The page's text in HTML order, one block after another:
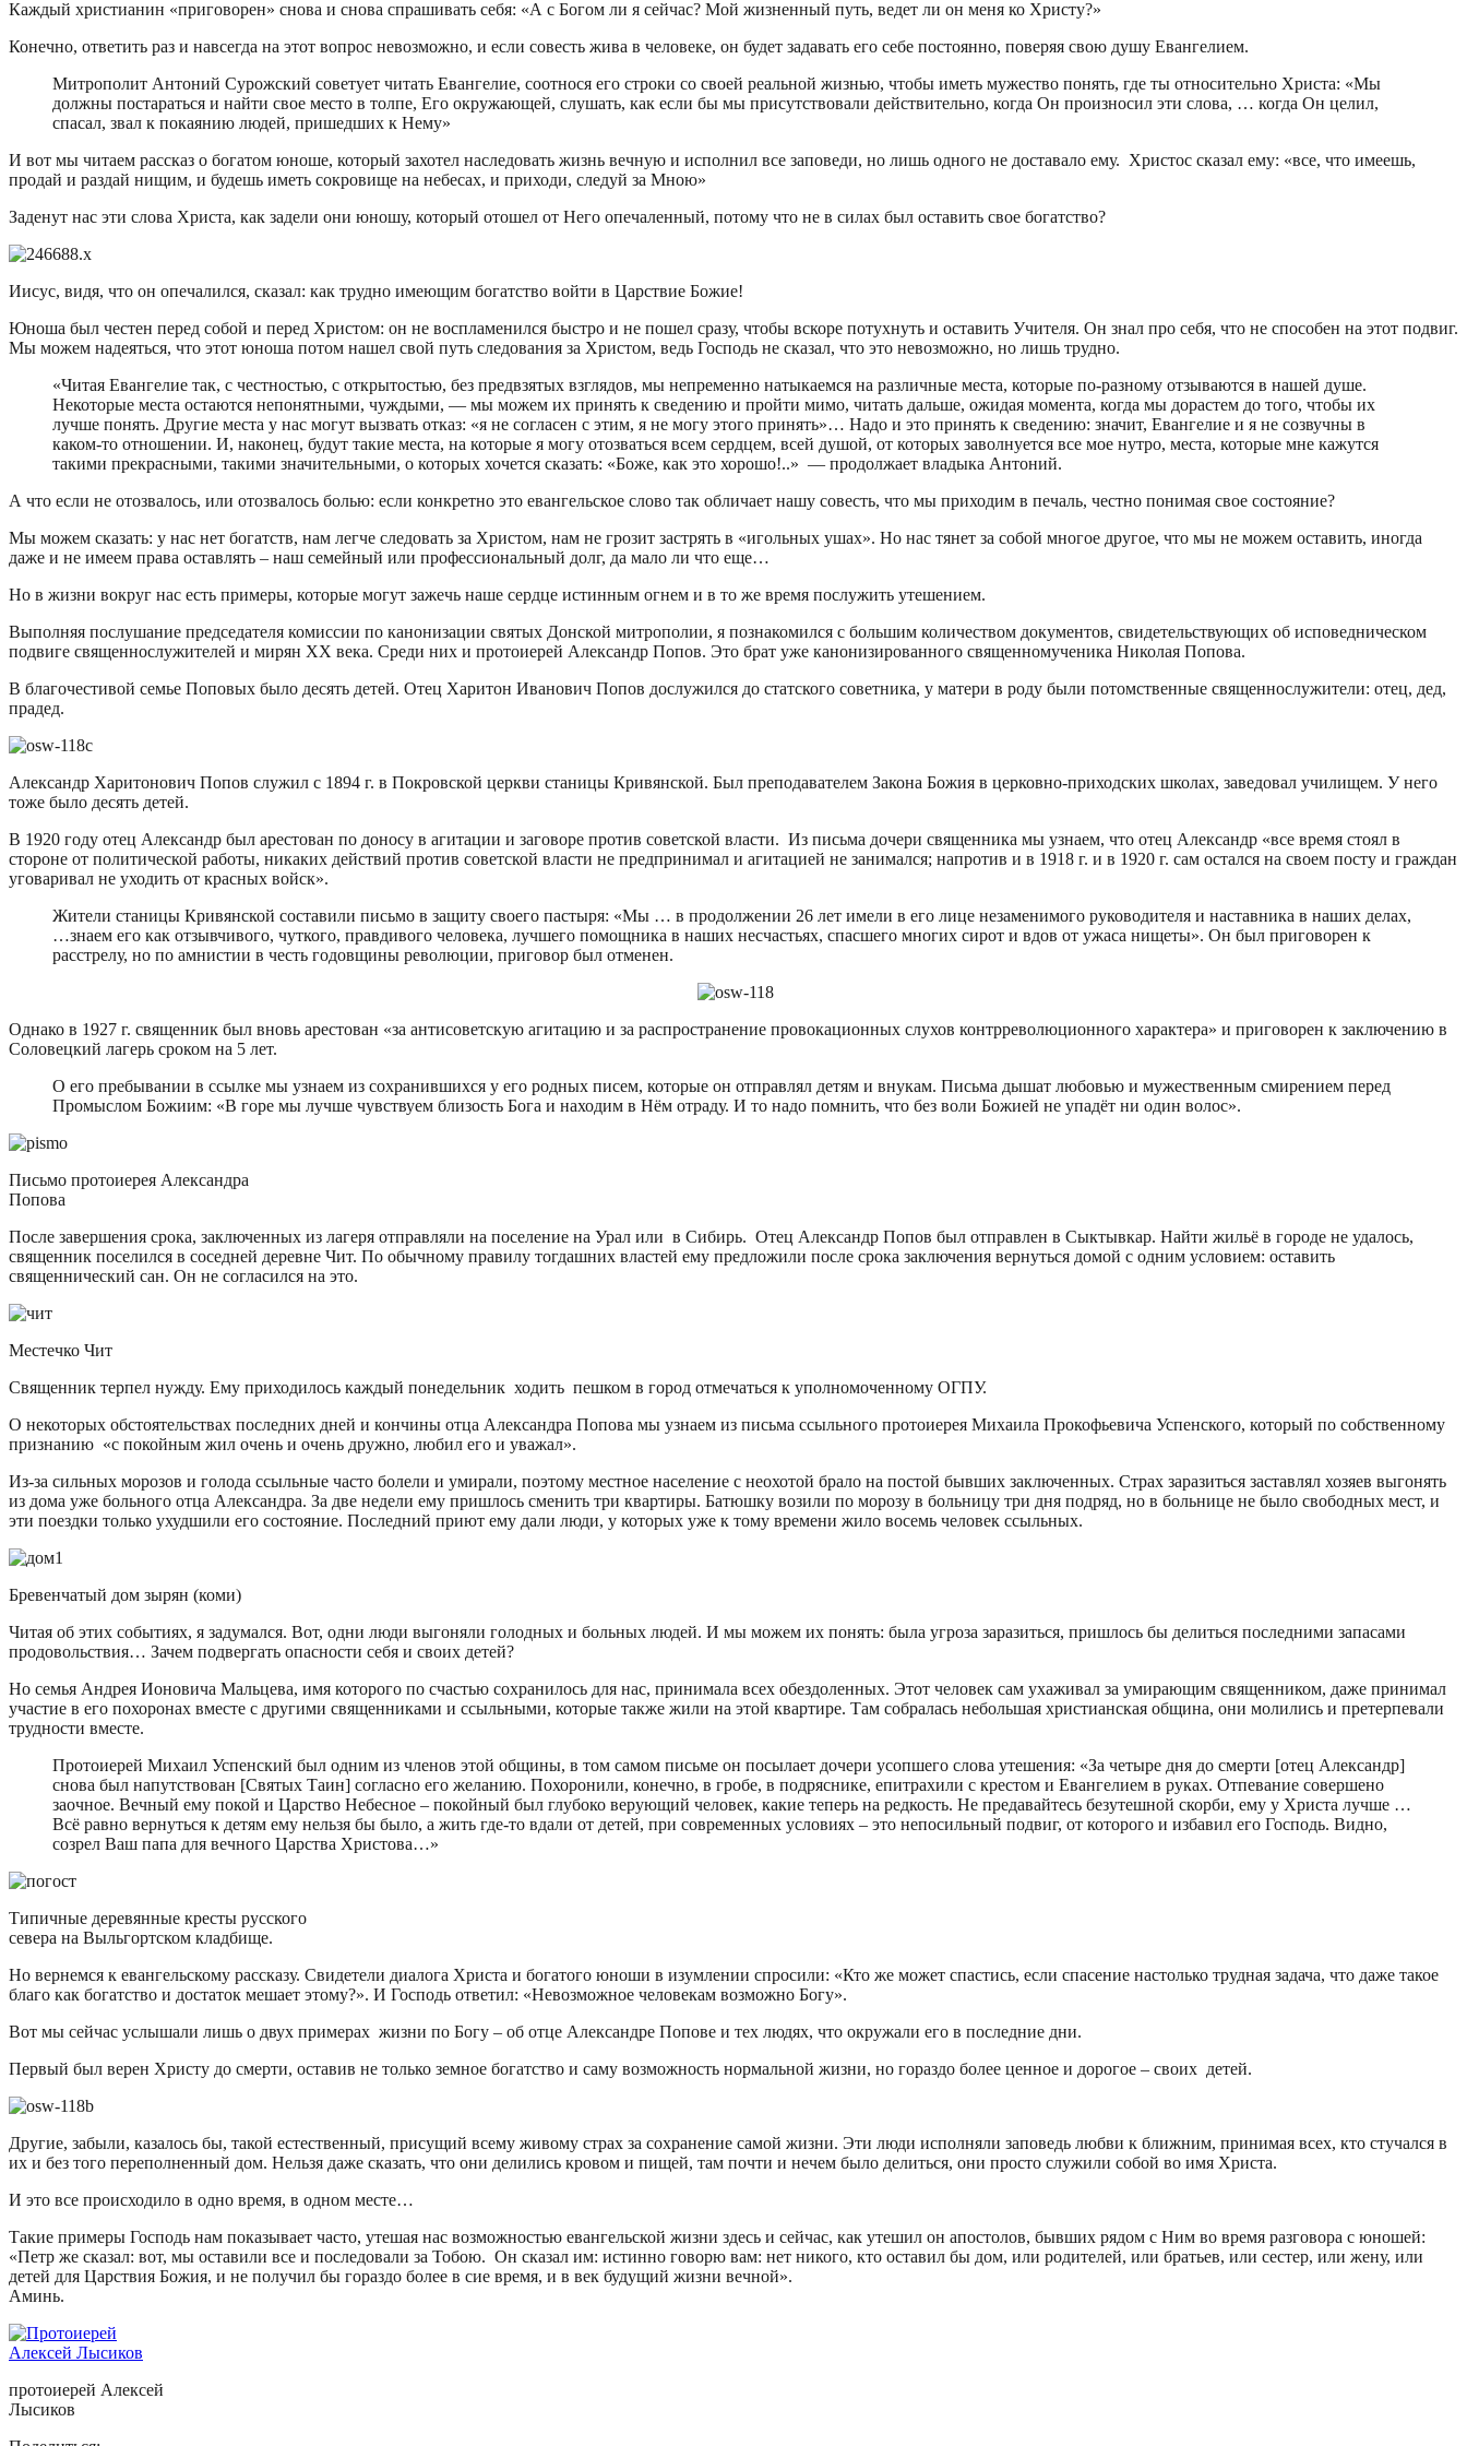
Каждый христианин «приговорен» снова и снова спрашивать себя: «А с Богом ли я сейчас? Мой жизненный путь, ведет ли он меня ко Христу?»
Конечно, ответить раз и навсегда на этот вопрос невозможно, и если совесть жива в человеке, он будет задавать его себе постоянно, поверяя свою душу Евангелием.
Митрополит Антоний Сурожский советует читать Евангелие, соотнося его строки со своей реальной жизнью, чтобы иметь мужество понять, где ты относительно Христа: «Мы
должны постараться и найти свое место в толпе, Его окружающей, слушать, как если бы мы присутствовали действительно, когда Он произносил эти слова, … когда Он целил,
спасал, звал к покаянию людей, пришедших к Нему»
И вот мы читаем рассказ о богатом юноше, который захотел наследовать жизнь вечную и исполнил все заповеди, но лишь одного не доставало ему. Христос сказал ему: «все, что имеешь,
продай и раздай нищим, и будешь иметь сокровище на небесах, и приходи, следуй за Мною»
Заденут нас эти слова Христа, как задели они юношу, который отошел от Него опечаленный, потому что не в силах был оставить свое богатство?
Иисус, видя, что он опечалился, сказал: как трудно имеющим богатство войти в Царствие Божие!
Юноша был честен перед собой и перед Христом: он не воспламенился быстро и не пошел сразу, чтобы вскоре потухнуть и оставить Учителя. Он знал про себя, что не способен на этот подвиг.
Мы можем надеяться, что этот юноша потом нашел свой путь следования за Христом, ведь Господь не сказал, что это невозможно, но лишь трудно.
«Читая Евангелие так, с честностью, с открытостью, без предвзятых взглядов, мы непременно натыкаемся на различные места, которые по-разному отзываются в нашей душе.
Некоторые места остаются непонятными, чуждыми, — мы можем их принять к сведению и пройти мимо, читать дальше, ожидая момента, когда мы дорастем до того, чтобы их
лучше понять. Другие места у нас могут вызвать отказ: «я не согласен с этим, я не могу этого принять»… Надо и это принять к сведению: значит, Евангелие и я не созвучны в
каком-то отношении. И, наконец, будут такие места, на которые я могу отозваться всем сердцем, всей душой, от которых заволнуется все мое нутро, места, которые мне кажутся
такими прекрасными, такими значительными, о которых хочется сказать: «Боже, как это хорошо!..» — продолжает владыка Антоний.
А что если не отозвалось, или отозвалось болью: если конкретно это евангельское слово так обличает нашу совесть, что мы приходим в печаль, честно понимая свое состояние?
Мы можем сказать: у нас нет богатств, нам легче следовать за Христом, нам не грозит застрять в «игольных ушах». Но нас тянет за собой многое другое, что мы не можем оставить, иногда
даже и не имеем права оставлять – наш семейный или профессиональный долг, да мало ли что еще…
Но в жизни вокруг нас есть примеры, которые могут зажечь наше сердце истинным огнем и в то же время послужить утешением.
Выполняя послушание председателя комиссии по канонизации святых Донской митрополии, я познакомился с большим количеством документов, свидетельствующих об исповедническом
подвиге священнослужителей и мирян XX века. Среди них и протоиерей Александр Попов. Это брат уже канонизированного священномученика Николая Попова.
В благочестивой семье Поповых было десять детей. Отец Харитон Иванович Попов дослужился до статского советника, у матери в роду были потомственные священнослужители: отец, дед,
прадед.
Александр Харитонович Попов служил с 1894 г. в Покровской церкви станицы Кривянской. Был преподавателем Закона Божия в церковно-приходских школах, заведовал училищем. У него
тоже было десять детей.
В 1920 году отец Александр был арестован по доносу в агитации и заговоре против советской власти. Из письма дочери священника мы узнаем, что отец Александр «все время стоял в
стороне от политической работы, никаких действий против советской власти не предпринимал и агитацией не занимался; напротив и в 1918 г. и в 1920 г. сам остался на своем посту и граждан
уговаривал не уходить от красных войск».
Жители станицы Кривянской составили письмо в защиту своего пастыря: «Мы … в продолжении 26 лет имели в его лице незаменимого руководителя и наставника в наших делах,
…знаем его как отзывчивого, чуткого, правдивого человека, лучшего помощника в наших несчастьях, спасшего многих сирот и вдов от ужаса нищеты». Он был приговорен к
расстрелу, но по амнистии в честь годовщины революции, приговор был отменен.
Однако в 1927 г. священник был вновь арестован «за антисоветскую агитацию и за распространение провокационных слухов контрреволюционного характера» и приговорен к заключению в
Соловецкий лагерь сроком на 5 лет.
О его пребывании в ссылке мы узнаем из сохранившихся у его родных писем, которые он отправлял детям и внукам. Письма дышат любовью и мужественным смирением перед
Промыслом Божиим: «В горе мы лучше чувствуем близость Бога и находим в Нём отраду. И то надо помнить, что без воли Божией не упадёт ни один волос».
Письмо протоиерея Александра
Попова
После завершения срока, заключенных из лагеря отправляли на поселение на Урал или в Сибирь. Отец Александр Попов был отправлен в Сыктывкар. Найти жильё в городе не удалось,
священник поселился в соседней деревне Чит. По обычному правилу тогдашних властей ему предложили после срока заключения вернуться домой с одним условием: оставить
священнический сан. Он не согласился на это.
Местечко Чит
Священник терпел нужду. Ему приходилось каждый понедельник ходить пешком в город отмечаться к уполномоченному ОГПУ.
О некоторых обстоятельствах последних дней и кончины отца Александра Попова мы узнаем из письма ссыльного протоиерея Михаила Прокофьевича Успенского, который по собственному
признанию «с покойным жил очень и очень дружно, любил его и уважал».
Из-за сильных морозов и голода ссыльные часто болели и умирали, поэтому местное население с неохотой брало на постой бывших заключенных. Страх заразиться заставлял хозяев выгонять
из дома уже больного отца Александра. За две недели ему пришлось сменить три квартиры. Батюшку возили по морозу в больницу три дня подряд, но в больнице не было свободных мест, и
эти поездки только ухудшили его состояние. Последний приют ему дали люди, у которых уже к тому времени жило восемь человек ссыльных.
Бревенчатый дом зырян (коми)
Читая об этих событиях, я задумался. Вот, одни люди выгоняли голодных и больных людей. И мы можем их понять: была угроза заразиться, пришлось бы делиться последними запасами
продовольствия… Зачем подвергать опасности себя и своих детей?
Но семья Андрея Ионовича Мальцева, имя которого по счастью сохранилось для нас, принимала всех обездоленных. Этот человек сам ухаживал за умирающим священником, даже принимал
участие в его похоронах вместе с другими священниками и ссыльными, которые также жили на этой квартире. Там собралась небольшая христианская община, они молились и претерпевали
трудности вместе.
Протоиерей Михаил Успенский был одним из членов этой общины, в том самом письме он посылает дочери усопшего слова утешения: «За четыре дня до смерти [отец Александр]
снова был напутствован [Святых Таин] согласно его желанию. Похоронили, конечно, в гробе, в подряснике, епитрахили с крестом и Евангелием в руках. Отпевание совершено
заочное. Вечный ему покой и Царство Небесное – покойный был глубоко верующий человек, какие теперь на редкость. Не предавайтесь безутешной скорби, ему у Христа лучше …
Всё равно вернуться к детям ему нельзя бы было, а жить где-то вдали от детей, при современных условиях – это непосильный подвиг, от которого и избавил его Господь. Видно,
созрел Ваш папа для вечного Царства Христова…»
Типичные деревянные кресты русского
севера на Выльгортском кладбище.
Но вернемся к евангельскому рассказу. Свидетели диалога Христа и богатого юноши в изумлении спросили: «Кто же может спастись, если спасение настолько трудная задача, что даже такое
благо как богатство и достаток мешает этому?». И Господь ответил: «Невозможное человекам возможно Богу».
Вот мы сейчас услышали лишь о двух примерах жизни по Богу – об отце Александре Попове и тех людях, что окружали его в последние дни.
Первый был верен Христу до смерти, оставив не только земное богатство и саму возможность нормальной жизни, но гораздо более ценное и дорогое – своих детей.
Другие, забыли, казалось бы, такой естественный, присущий всему живому страх за сохранение самой жизни. Эти люди исполняли заповедь любви к ближним, принимая всех, кто стучался в
их и без того переполненный дом. Нельзя даже сказать, что они делились кровом и пищей, там почти и нечем было делиться, они просто служили собой во имя Христа.
И это все происходило в одно время, в одном месте…
Такие примеры Господь нам показывает часто, утешая нас возможностью евангельской жизни здесь и сейчас, как утешил он апостолов, бывших рядом с Ним во время разговора с юношей:
«Петр же сказал: вот, мы оставили все и последовали за Тобою. Он сказал им: истинно говорю вам: нет никого, кто оставил бы дом, или родителей, или братьев, или сестер, или жену, или
детей для Царствия Божия, и не получил бы гораздо более в сие время, и в век будущий жизни вечной».
Аминь.
протоиерей Алексей
Лысиков